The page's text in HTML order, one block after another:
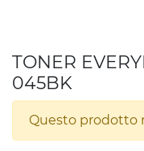
TONER
045BK
Questo prodotto